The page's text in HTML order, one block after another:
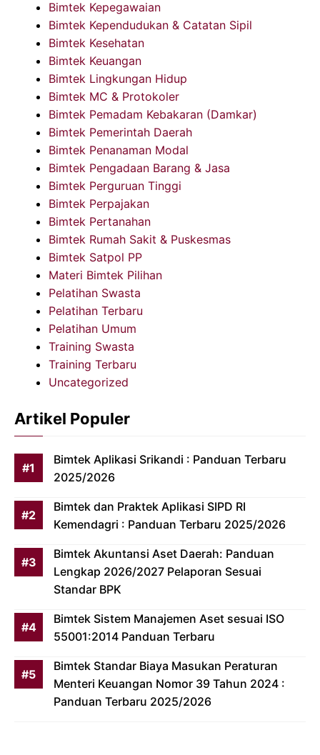
Bimtek Kepegawaian
Bimtek Kependudukan & Catatan Sipil
Bimtek Kesehatan
Bimtek Keuangan
Bimtek Lingkungan Hidup
Bimtek MC & Protokoler
Bimtek Pemadam Kebakaran (Damkar)
Bimtek Pemerintah Daerah
Bimtek Penanaman Modal
Bimtek Pengadaan Barang & Jasa
Bimtek Perguruan Tinggi
Bimtek Perpajakan
Bimtek Pertanahan
Bimtek Rumah Sakit & Puskesmas
Bimtek Satpol PP
Materi Bimtek Pilihan
Pelatihan Swasta
Pelatihan Terbaru
Pelatihan Umum
Training Swasta
Training Terbaru
Uncategorized
Artikel Populer
Bimtek Aplikasi Srikandi : Panduan Terbaru
2025/2026
Bimtek dan Praktek Aplikasi SIPD RI
Kemendagri : Panduan Terbaru 2025/2026
Bimtek Akuntansi Aset Daerah: Panduan
Lengkap 2026/2027 Pelaporan Sesuai
Standar BPK
Bimtek Sistem Manajemen Aset sesuai ISO
55001:2014 Panduan Terbaru
Bimtek Standar Biaya Masukan Peraturan
Menteri Keuangan Nomor 39 Tahun 2024 :
Panduan Terbaru 2025/2026